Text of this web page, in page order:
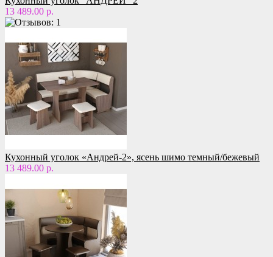
13 489.00 р.
Кухонный уголок «Андрей-2», ясень шимо темный/бежевый
13 489.00 р.